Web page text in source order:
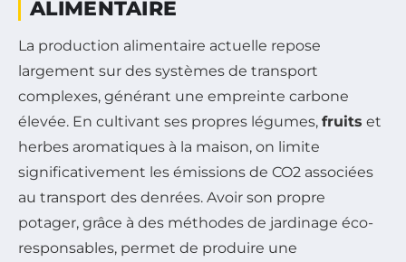
ALIMENTAIRE
La production alimentaire actuelle repose
largement sur des systèmes de transport
complexes, générant une empreinte carbone
élevée. En cultivant ses propres légumes, fruits et
herbes aromatiques à la maison, on limite
significativement les émissions de CO2 associées
au transport des denrées. Avoir son propre
potager, grâce à des méthodes de jardinage éco-
responsables, permet de produire une